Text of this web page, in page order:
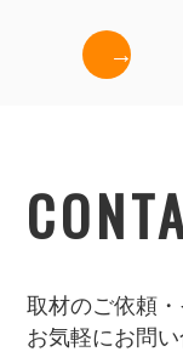
→
取材のご依頼・
お気軽にお問い